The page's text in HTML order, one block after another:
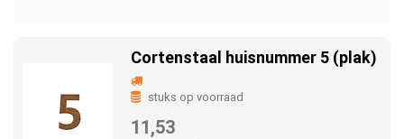
Cortenstaal huisnummer 5 (plak)
stuks op voorraad
11,53